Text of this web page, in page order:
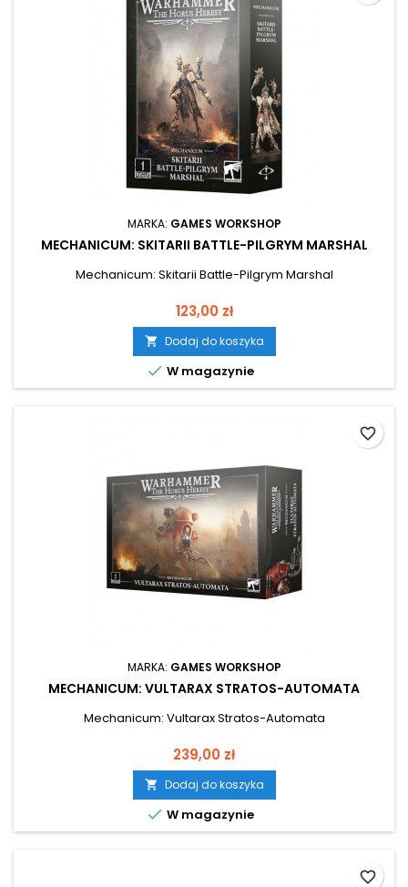
MARKA: GAMES WORKSHOP
MECHANICUM: SKITARII BATTLE-PILGRYM MARSHAL
Mechanicum: Skitarii Battle-Pilgrym Marshal
Cena
123,00 zł
 Dodaj do koszyka
 W magazynie
MARKA: GAMES WORKSHOP
MECHANICUM: VULTARAX STRATOS-AUTOMATA
Mechanicum: Vultarax Stratos-Automata
Cena
239,00 zł
 Dodaj do koszyka
 W magazynie
favorite_border
favorite_border